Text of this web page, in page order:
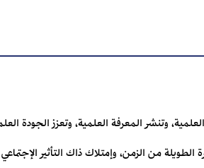
للروح العلمية، وتنشر المعرفة العلمية، وتعزز
من الزمن، وإمتلاك ذاك التأثير